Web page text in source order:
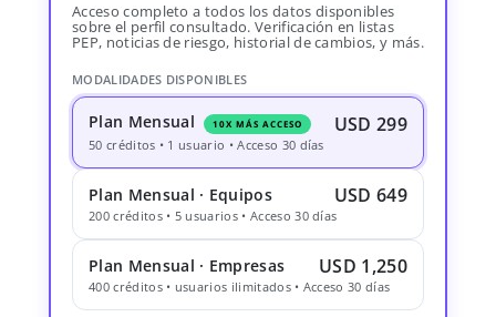
Acceso completo a todos los datos disponibles
sobre el perfil consultado. Verificación en listas
PEP, noticias de riesgo, historial de cambios, y más.
MODALIDADES DISPONIBLES
Plan Mensual 10X MÁS ACCESO USD 299
50 créditos • 1 usuario • Acceso 30 días
Plan Mensual · Equipos USD 649
200 créditos • 5 usuarios • Acceso 30 días
Plan Mensual · Empresas USD 1,250
400 créditos • usuarios ilimitados • Acceso 30 días